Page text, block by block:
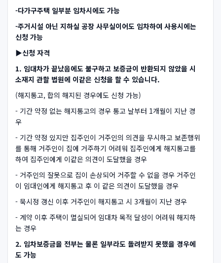
-다가구주택 일부분 임차시에도 가능
-주거시설 아닌 지하실 공장 사무실이어도 임차하여 사용시에는
신청 가능
▶신청 자격
1. 임대차가 끝났음에도 불구하고 보증금이 반환되지 않았을 시
소재지 관할 법원에 이같은 신청을 할 수 있습니다.
(해지통고, 합의 해지된 경우에도 신청 가능)
- 기간 약정 없는 해지통고의 경우 통고 날부터 1개월이 지난 경
우
- 기간 약정 있지만 집주인이 거주인의 의견을 무시하고 보존행위
를 통해 거주인이 집에 거주하기 어려워 집주인에게 해지통고를
하여 집주인에게 이같은 의견이 도달했을 경우
- 거주인의 잘못으로 집이 손상되어 거주할 수 없을 경우 거주인
이 임대인에게 해지통고 후 이 같은 의견이 도달했을 경우
- 묵시정 갱신 이후 거주인이 해지통고 시 3개월이 지난 경우
- 계약 이후 주택이 멸실되어 임대차 목적 달성이 어려워 해지하
는 경우
2. 임차보증금을 전부는 물론 일부라도 돌려받지 못했을 경우에
도 가능